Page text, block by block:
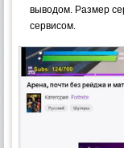
выводом. Размер
сервисом.